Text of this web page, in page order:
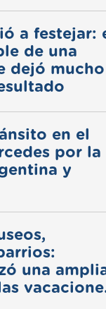
a festejar:
de una
dejó mucho
en el
por la
y
una